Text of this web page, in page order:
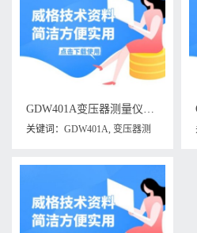
GDW401A变压器测量仪维修手册下载
关键词： GDW401A, 变压器测